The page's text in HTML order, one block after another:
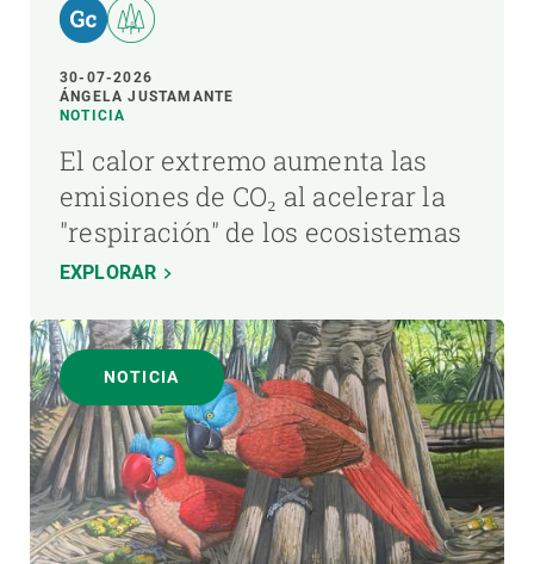
30-07-2026
ÁNGELA JUSTAMANTE
NOTICIA
El calor extremo aumenta las
emisiones de CO₂ al acelerar la
"respiración" de los ecosistemas
EXPLORAR
NOTICIA